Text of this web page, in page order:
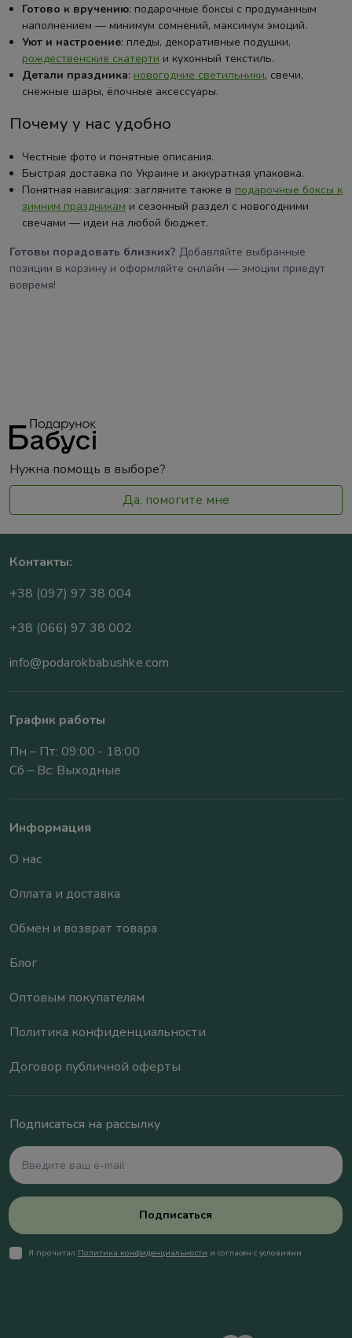
Готово к вручению: подарочные боксы с продуманным
наполнением — минимум сомнений, максимум эмоций.
Уют и настроение: пледы, декоративные подушки,
рождественские скатерти и кухонный текстиль.
Детали праздника: новогодние светильники, свечи,
снежные шары, ёлочные аксессуары.
Почему у нас удобно
Честные фото и понятные описания.
Быстрая доставка по Украине и аккуратная упаковка.
Понятная навигация: загляните также в подарочные боксы к
зимним праздникам и сезонный раздел с новогодними
свечами — идеи на любой бюджет.
Готовы порадовать близких? Добавляйте выбранные
позиции в корзину и оформляйте онлайн — эмоции приедут
вовремя!
Нужна помощь в выборе?
Да, помогите мне
Контакты:
+38 (097) 97 38 004
+38 (066) 97 38 002
info@podarokbabushke.com
График работы
Пн – Пт: 09:00 - 18:00
Сб – Вс: Выходные
Информация
О нас
Оплата и доставка
Обмен и возврат товара
Блог
Оптовым покупателям
Политика конфиденциальности
Договор публичной оферты
Подписаться на рассылку
Подписаться
Я прочитал Политика конфиденциальности и согласен с условиями